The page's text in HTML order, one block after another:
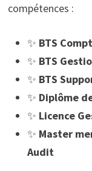
compétences :
✨ BTS
✨ BTS
✨ BTS
✨ Diplôme
✨ Licence
✨ Master
Audit